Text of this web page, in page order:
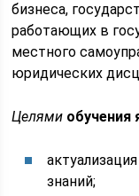
бизнеса,
работающих в
местного
юридических
Целями обучения
знаний;